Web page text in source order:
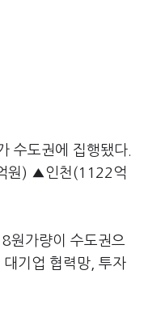
수도권에 집행됐다.
원) ▲인천(1122억
원가량이 수도권으
기업 협력망, 투자